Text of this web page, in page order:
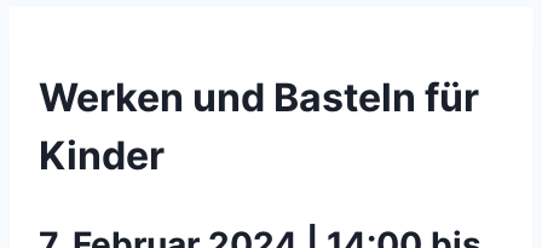
Werken und Basteln für
Kinder